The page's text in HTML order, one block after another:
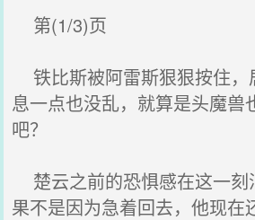
第(1/3)页
铁比斯被阿雷斯狠狠按住，
息一点也没乱，就算是头魔兽
吧？
楚云之前的恐惧感在这一刻
果不是因为急着回去，他现在